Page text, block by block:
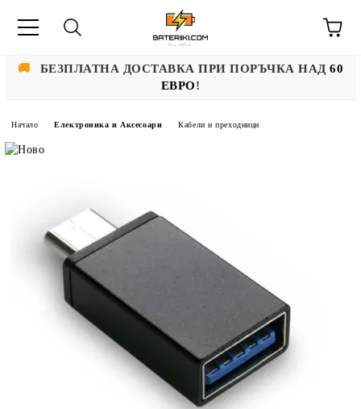
🚚 БЕЗПЛАТНА ДОСТАВКА ПРИ ПОРЪЧКА НАД60
ЕВРО!
Начало Електроника и Аксесоари Кабели и преходници